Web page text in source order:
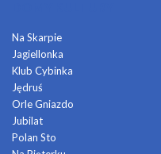
Na Skarpie
Jagiellonka
Klub Cybinka
Jędruś
Orle Gniazdo
Jubilat
Polan Sto